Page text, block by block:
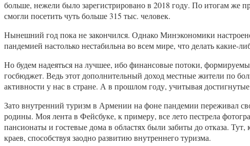
больше, нежели было зарегистрировано в 2018 году. По итогам же
смогли посетить чуть больше 315 тыс. человек.
Нынешний год пока не закончился. Однако Минэкономики
пандемией настолько нестабильна во всем мире, что делать какие-
Но будем надеяться на лучшее, ибо финансовые потоки,
госбюджет. Ведь этот дополнительный доход местные жители по
активности у нас в стране. А в прошлом году, учитывая
Зато внутренний туризм в Армении на фоне пандемии переживал
родины. Моя лента в Фейсбуке, к примеру, все лето пестрела
пансионаты и гостевые дома в областях были забиты до отказа.
краев, способствуя заодно развитию внутреннего туризма.